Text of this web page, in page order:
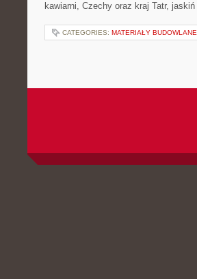
kawiarni, Czechy oraz kraj Tatr,
CATEGORIES: MATERIAŁY BUDOWLANE